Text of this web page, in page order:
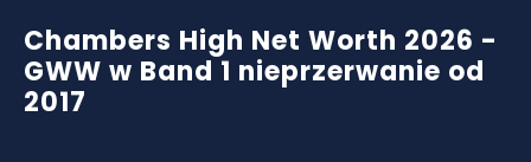
Chambers High Net Worth 2026 -
GWW w Band 1 nieprzerwanie od
2017